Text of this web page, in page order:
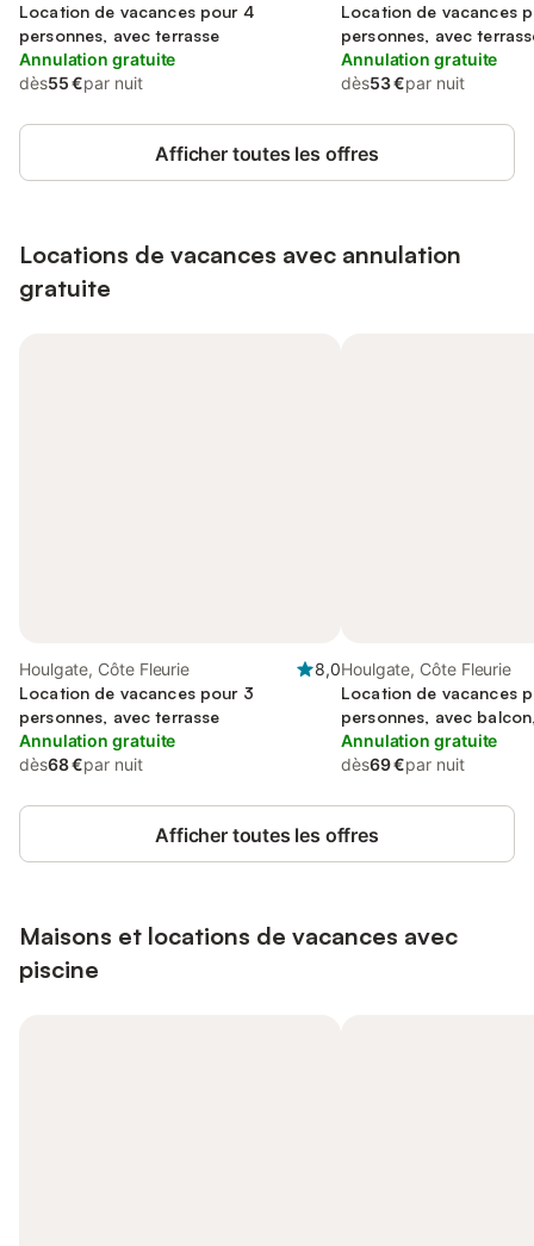
Location de vacances pour 4
personnes, avec terrasse
Annulation gratuite
dès55 €par nuit
Location de vacances
personnes, avec
Annulation gratuite
dès53 €par nuit
Afficher toutes les offres
Locations de vacances avec annulation
gratuite
Houlgate, Côte Fleurie
8,0
Location de vacances pour 3
personnes, avec terrasse
Annulation gratuite
dès68 €par nuit
Houlgate, Côte Fleurie
Location de vacances
personnes, avec
acceptés
Annulation gratuite
dès69 €par nuit
Afficher toutes les offres
Maisons et locations de vacances avec
piscine